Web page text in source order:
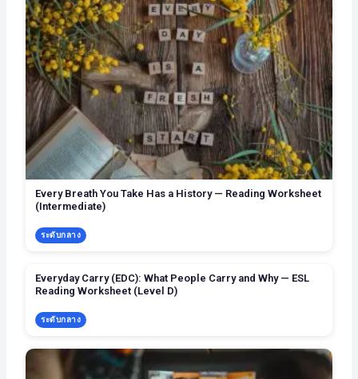
Every Breath You Take Has a History — Reading Worksheet
(Intermediate)
ระดับกลาง
Everyday Carry (EDC): What People Carry and Why — ESL
Reading Worksheet (Level D)
ระดับกลาง